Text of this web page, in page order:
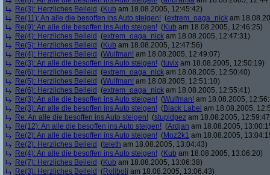
Re(3): Herzliches Beileid (Kub am 18.08.2005, 12:45:42)
Re(11): An alle die besoffen ins Auto steigen! (extrem_oaga_nick am
Re(9): An alle die besoffen ins Auto steigen! (Kub am 18.08.2005, 12:46:25)
Re(4): Herzliches Beileid (extrem_oaga_nick am 18.08.2005, 12:47:31)
Re(5): Herzliches Beileid (Kub am 18.08.2005, 12:47:56)
Re(4): Herzliches Beileid (Wulfman! am 18.08.2005, 12:49:07)
Re(3): An alle die besoffen ins Auto steigen! (tuvix am 18.08.2005, 12:50:19)
Re(6): Herzliches Beileid (extrem_oaga_nick am 18.08.2005, 12:50:40)
Re(5): Herzliches Beileid (Wulfman! am 18.08.2005, 12:51:10)
Re(6): Herzliches Beileid (extrem_oaga_nick am 18.08.2005, 12:55:41)
Re(3): An alle die besoffen ins Auto steigen! (Wulfman! am 18.08.2005,
Re(3): An alle die besoffen ins Auto steigen! (Black Label am 18.08.2005,
Re: An alle die besoffen ins Auto steigen! (stupidpez am 18.08.2005,
Re(12): An alle die besoffen ins Auto steigen! (Ardjan am 18.08.2005,
Re(2): An alle die besoffen ins Auto steigen! (Moz2k1 am 18.08.2005,
Re(2): Herzliches Beileid (teleth am 18.08.2005, 13:04:43)
Re(4): An alle die besoffen ins Auto steigen! (Kub am 18.08.2005, 13:06:20)
Re(7): Herzliches Beileid (Kub am 18.08.2005, 13:06:38)
Re(3): Herzliches Beileid (Roliboli am 18.08.2005, 13:06:43)